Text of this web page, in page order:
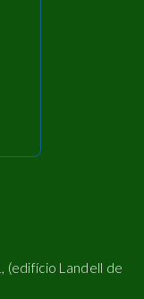
(edifício Landell de